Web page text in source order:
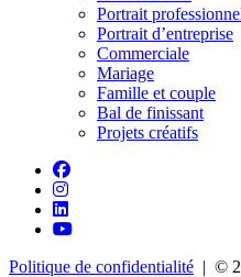
Portrait
Portrait d’entreprise
Commerciale
Mariage
Famille et couple
Bal de finissant
Projets créatifs
Politique de confidentialité | ©